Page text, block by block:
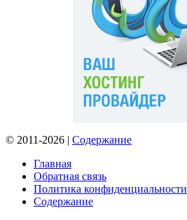
© 2011-2026 | Содержание
Главная
Обратная связь
Политика конфиденциальности
Содержание